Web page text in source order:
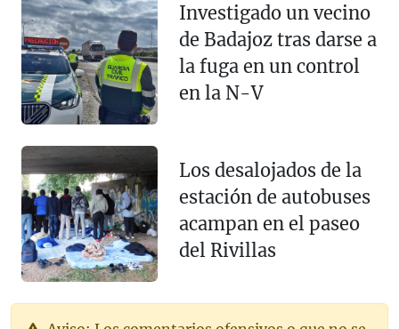
Investigado un vecino
de Badajoz tras darse a
la fuga en un control
en la N-V
Los desalojados de la
estación de autobuses
acampan en el paseo
del Rivillas